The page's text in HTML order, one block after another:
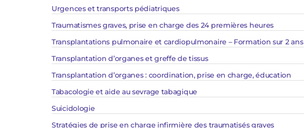
Urgences et transports pédiatriques
Traumatismes graves, prise en charge des 24 premières heures
Transplantations pulmonaire et cardiopulmonaire – Formation sur 2 ans
Transplantation d’organes et greffe de tissus
Transplantation d’organes : coordination, prise en charge, éducation
Tabacologie et aide au sevrage tabagique​​​​​​​​​
Suicidologie
Stratégies de prise en charge infirmière des traumatisés graves